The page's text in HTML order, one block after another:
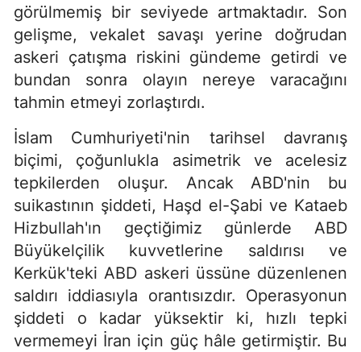
görülmemiş bir seviyede artmaktadır. Son
gelişme, vekalet savaşı yerine doğrudan
askeri çatışma riskini gündeme getirdi ve
bundan sonra olayın nereye varacağını
tahmin etmeyi zorlaştırdı.
İslam Cumhuriyeti'nin tarihsel davranış
biçimi, çoğunlukla asimetrik ve acelesiz
tepkilerden oluşur. Ancak ABD'nin bu
suikastının şiddeti, Haşd el-Şabi ve Kataeb
Hizbullah'ın geçtiğimiz günlerde ABD
Büyükelçilik kuvvetlerine saldırısı ve
Kerkük'teki ABD askeri üssüne düzenlenen
saldırı iddiasıyla orantısızdır. Operasyonun
şiddeti o kadar yüksektir ki, hızlı tepki
vermemeyi İran için güç hâle getirmiştir. Bu